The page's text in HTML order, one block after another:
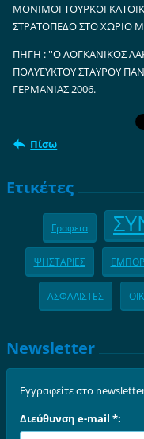
ΜΟΝΙΜΟΙ ΤΟΥΡΚΟΙ
ΣΤΡΑΤΟΠΕΔΟ ΣΤΟ ΧΩΡΙΟ
ΠΗΓΗ : ''Ο ΛΟΓΚΑΝΙΚΟΣ
ΠΟΛΥΕΥΚΤΟΥ ΣΤΑΥΡΟΥ
ΓΕΡΜΑΝΙΑΣ 2006.
Πίσω
Ετικέτες
Γραφεια
ΨΗΣΤΑΡΙΕΣ
ΑΣΦΑΛΙΣΤΕΣ
Newsletter
Εγγραφείτε στο
Διεύθυνση e-mail *: